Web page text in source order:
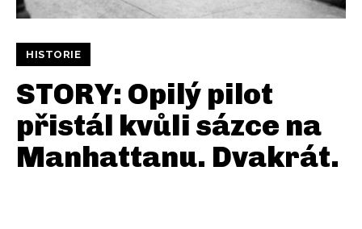
HISTORIE
STORY: Opilý pilot
přistál kvůli sázce na
Manhattanu. Dvakrát.